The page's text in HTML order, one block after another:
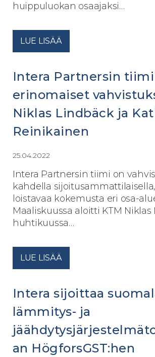
huippuluokan osaajaksi…
LUE LISÄÄ
Intera Partnersin
erinomaiset
Niklas Lindbäck ja
Reinikainen
25.04.2022
Intera Partnersin tiimi on
kahdella
loistavaa kokemusta eri osa-
Maaliskuussa aloitti KTM Niklas
huhtikuussa…
LUE LISÄÄ
Intera sijoittaa
lämmitys- ja
an HögforsGST:hen